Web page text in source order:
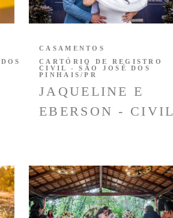
JAQUELINE E
EBERSON - CIVIL
CASAMENTOS
CARTÓRIO DE REGISTRO
CIVIL - SÃO JOSÉ DOS
PINHAIS/PR